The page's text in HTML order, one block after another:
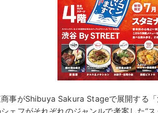
事がShibuya Sakura Stageで展開する
ェフがそれぞれのジャンルで考案した“